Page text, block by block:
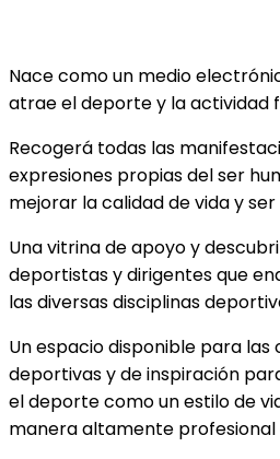
Nace como un medio
atrae el deporte y la actividad
Recogerá todas las
expresiones propias del ser
mejorar la calidad de vida y ser
Una vitrina de apoyo y
deportistas y dirigentes que
las diversas disciplinas
Un espacio disponible para las
deportivas y de inspiración
el deporte como un estilo de
manera altamente